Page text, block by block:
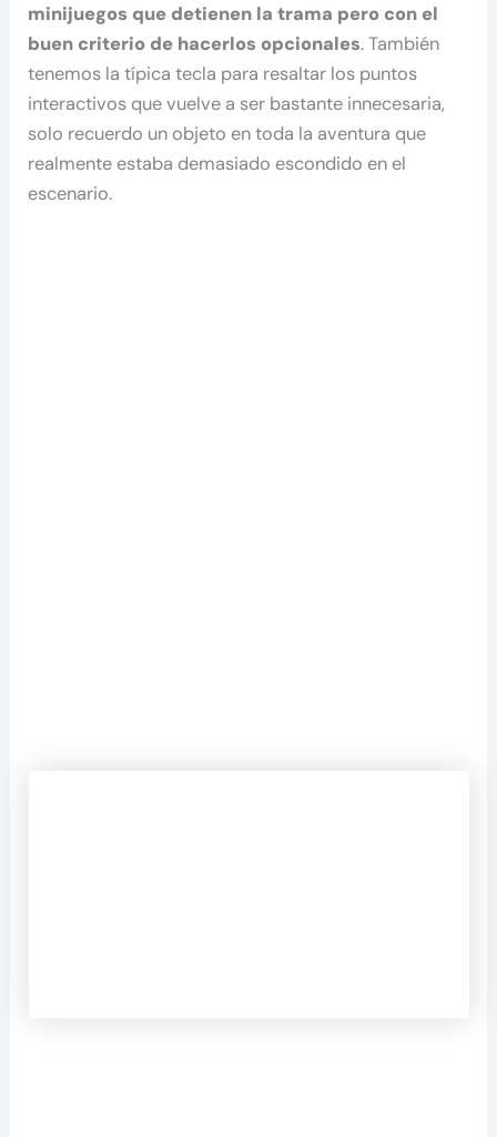
minijuegos que detienen la trama pero con el
buen criterio de hacerlos opcionales. También
tenemos la típica tecla para resaltar los puntos
interactivos que vuelve a ser bastante innecesaria,
solo recuerdo un objeto en toda la aventura que
realmente estaba demasiado escondido en el
escenario.